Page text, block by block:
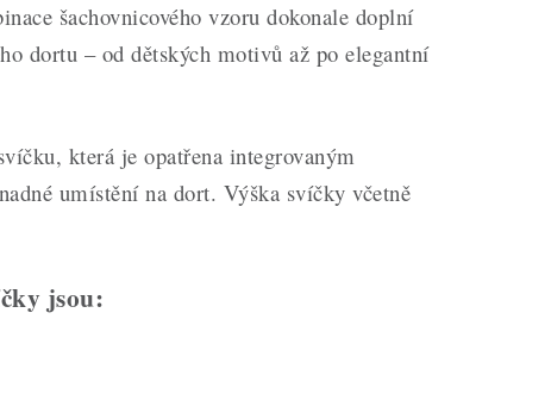
šachovnicového vzoru dokonale doplní
dortu – od dětských motivů až po elegantní
která je opatřena integrovaným
umístění na dort. Výška svíčky včetně
jsou: